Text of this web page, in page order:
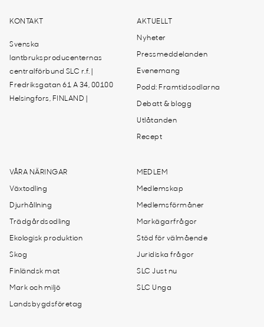
KONTAKT
Svenska
lantbruksproducenternas
centralförbund SLC r.f. |
Fredriksgatan 61 A 34, 00100
Helsingfors, FINLAND |
AKTUELLT
Nyheter
Pressmeddelanden
Evenemang
Podd: Framtidsodlarna
Debatt & blogg
Utlåtanden
Recept
VÅRA NÄRINGAR
Växtodling
Djurhållning
Trädgårdsodling
Ekologisk produktion
Skog
Finländsk mat
Mark och miljö
Landsbygdsföretag
MEDLEM
Medlemskap
Medlemsförmåner
Markägarfrågor
Stöd för välmående
Juridiska frågor
SLC Just nu
SLC Unga